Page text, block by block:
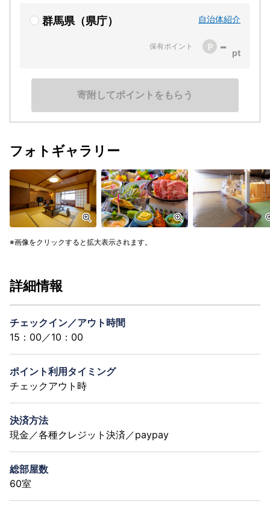
群馬県（県庁） 自治体紹介
保有ポイント -
寄附してポイントをもらう
フォトギャラリー
画像をクリックすると拡大表示されます。
詳細情報
チェックイン／アウト時間
15：00／10：00
ポイント利用タイミング
チェックアウト時
決済方法
現金／各種クレジット決済／paypay
総部屋数
60室